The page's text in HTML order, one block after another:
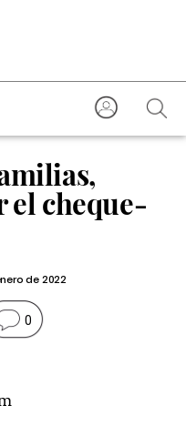
el cheque-
de 2022
0